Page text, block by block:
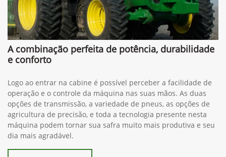
A combinação perfeita de potência, durabilidade
e conforto
Logo ao entrar na cabine é possível perceber a facilidade de
operação e o controle da máquina nas suas mãos. As duas
opções de transmissão, a variedade de pneus, as opções de
agricultura de precisão, e toda a tecnologia presente nesta
máquina podem tornar sua safra muito mais produtiva e seu
dia mais agradável.